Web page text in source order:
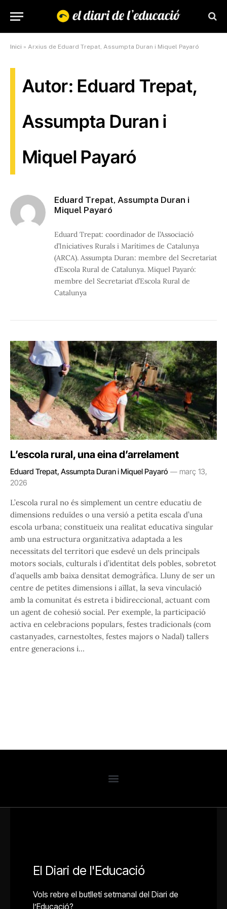
Inici » Arxius de Eduard Trepat, Assumpta Duran i Miquel Payaró
Autor: Eduard Trepat,
Assumpta Duran i
Miquel Payaró
Eduard Trepat, Assumpta Duran i
Miquel Payaró
Eduard Trepat: coordinador de l’Associació
d’Iniciatives Rurals i Marítimes de Catalunya
(ARCA). Assumpta Duran: membre del Secretariat
d’Escola Rural de Catalunya. Miquel Payaró:
membre del Secretariat d’Escola Rural de
Catalunya
L’escola rural, una eina d’arrelament
Eduard Trepat, Assumpta Duran i Miquel Payaró
març 13,
2026
L’escola rural no és simplement un centre educatiu de
dimensions reduïdes o una versió a petita escala d’una
escola urbana; constitueix una realitat educativa singular
amb una estructura organitzativa adaptada a les
necessitats del territori que esdevé un dels principals
motors socials, culturals i d’identitat dels pobles, sobretot
d’aquells amb baixa densitat demogràfica. Lluny de ser un
centre de petites dimensions i aïllat, la seva vinculació
amb la comunitat és estreta i bidireccional, actuant com
un agent de cohesió social. Per exemple, la participació
activa en celebracions populars, festes tradicionals (com
castanyades, carnestoltes, festes majors o Nadal) tallers
entre generacions i…